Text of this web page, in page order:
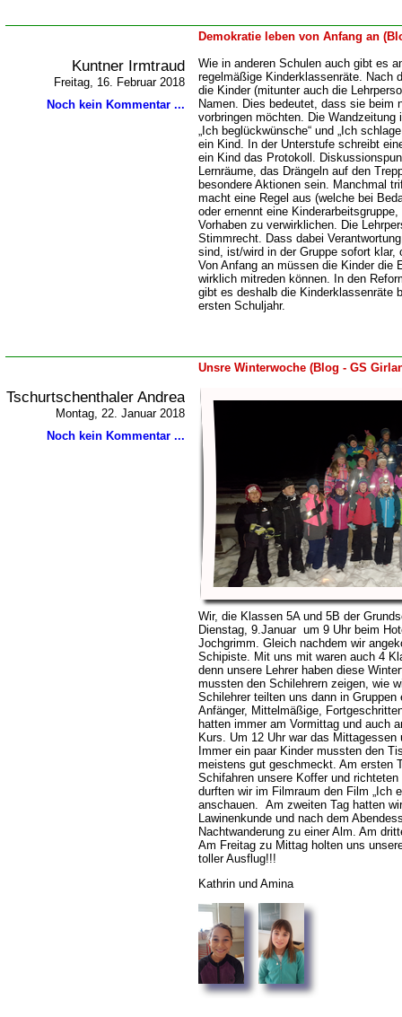
Demokratie leben von Anfang an
Kuntner Irmtraud
Freitag, 16. Februar 2018
Noch kein Kommentar ...
Wie in anderen Schulen auch gibt es
regelmäßige Kinderklassenräte. Nach
die Kinder (mitunter auch die
Namen. Dies bedeutet, dass sie beim
vorbringen möchten. Die Wandzeitung
Ich beglückwünsche“ und „Ich
ein Kind. In der Unterstufe schreibt
ein Kind das Protokoll.
Lernräume, das Drängeln auf den
besondere Aktionen sein. Manchmal
macht eine Regel aus (welche bei
oder ernennt eine
Vorhaben zu verwirklichen. Die
Stimmrecht. Dass dabei
sind, ist/wird in der Gruppe sofort klar,
Von Anfang an müssen die Kinder die
wirklich mitreden können. In den
gibt es deshalb die Kinderklassenräte
ersten Schuljahr.
Unsre Winterwoche (Blog - GS
Tschurtschenthaler Andrea
Montag, 22. Januar 2018
Noch kein Kommentar ...
Wir, die Klassen 5A und 5B der
Dienstag, 9.Januar um 9 Uhr beim
Jochgrimm. Gleich nachdem wir
Schipiste. Mit uns mit waren auch 4
denn unsere Lehrer haben diese
mussten den Schilehrern zeigen, wie
Schilehrer teilten uns dann in
Anfänger, Mittelmäßige,
hatten immer am Vormittag und auch
Kurs. Um 12 Uhr war das
Immer ein paar Kinder mussten den
meistens gut geschmeckt. Am ersten
Schifahren unsere Koffer und
durften wir im Filmraum den Film „Ich
anschauen. Am zweiten Tag hatten
Lawinenkunde und nach dem
Nachtwanderung zu einer Alm. Am
Am Freitag zu Mittag holten uns
toller Ausflug!!!
Kathrin und Amina